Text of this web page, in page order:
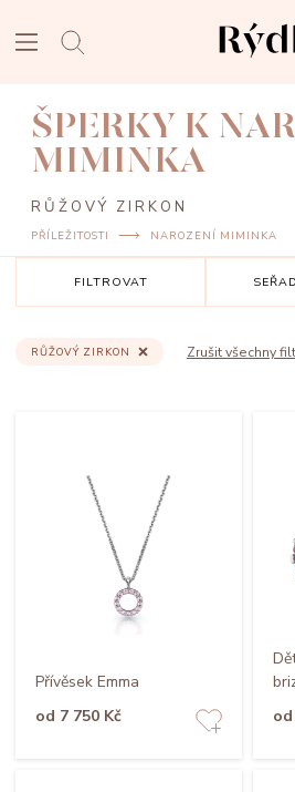
ŠPERKY K
MIMINKA
RŮŽOVÝ ZIRKON
PŘÍLEŽITOSTI NAROZENÍ MIMINKA
FILTROVAT
Zrušit všechny
RŮŽOVÝ ZIRKON
Přívěsek Emma
od 7 750 Kč